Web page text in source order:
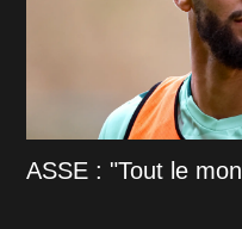
ASSE : "Tout le